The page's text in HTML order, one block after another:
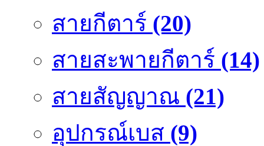
สายกีตาร์ (20)
สายสะพายกีตาร์ (14)
สายสัญญาณ (21)
อุปกรณ์เบส (9)